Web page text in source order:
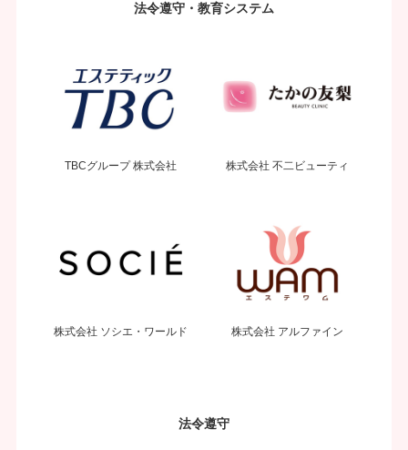
法令遵守・教育システム
TBCグループ 株式会社 株式会社 不二ビューティ
株式会社 ソシエ・ワールド 株式会社 アルファイン
法令遵守